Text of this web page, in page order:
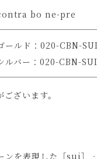
bo ne-pre
ールド：020-CBN-
ルバー：020-CBN-
ざいます。
ンを表現した［sui］